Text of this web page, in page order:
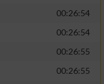
00:26:54
00:26:54
00:26:55
00:26:55